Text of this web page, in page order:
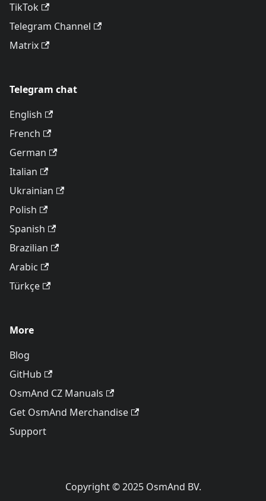
TikTok
Telegram Channel
Matrix
Telegram chat
English
French
German
Italian
Ukrainian
Polish
Spanish
Brazilian
Arabic
Türkçe
More
Blog
GitHub
OsmAnd CZ Manuals
Get OsmAnd Merchandise
Support
Copyright © 2025 OsmAnd BV.